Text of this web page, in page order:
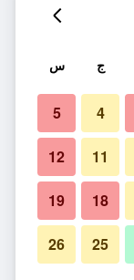
ج س
4
5
11
12
18
19
25
26